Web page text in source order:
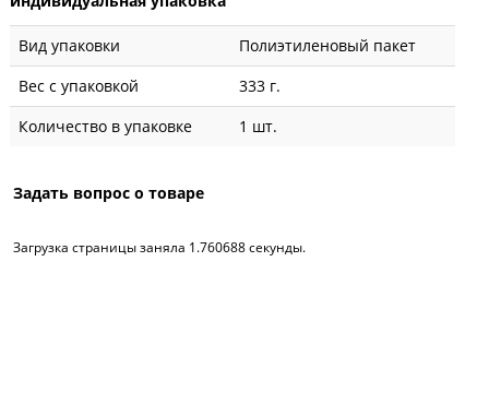
Вид упаковки
Полиэтиленовый пакет
Вес с упаковкой
333 г.
Количество в упаковке
1 шт.
Задать вопрос о товаре
Загрузка страницы заняла 1.760688 секунды.